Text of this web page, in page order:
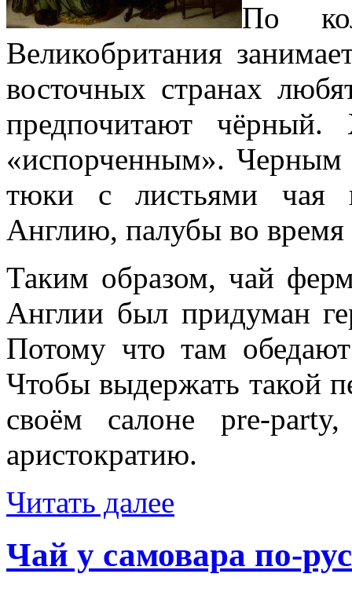
По
Великобритания
восточных странах
предпочитают
«испорченным». Черным
тюки с листьями чая
Англию, палубы во время
Таким образом, чай
Англии был придуман
Потому что там
Чтобы выдержать такой
своём салоне pre-
аристократию.
Читать далее
Чай у самовара по-